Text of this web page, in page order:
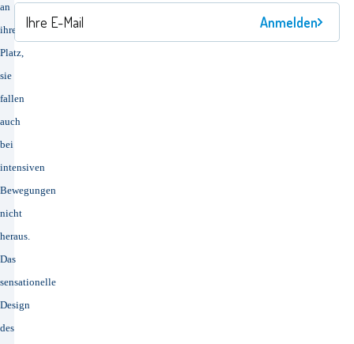
an
ihrem
Platz,
sie
fallen
auch
bei
intensiven
Bewegungen
nicht
heraus.
Das
sensationelle
Design
des
Anmelden